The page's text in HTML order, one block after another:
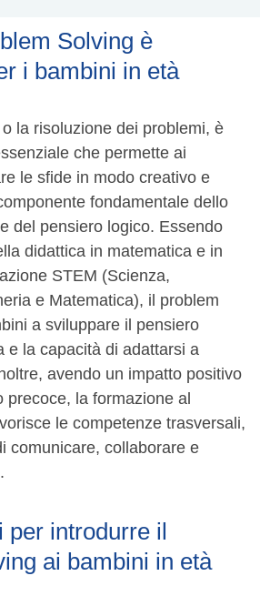
Solving è
i bambini in età
la risoluzione dei problemi, è
che permette ai
le sfide in modo creativo e
fondamentale dello
del pensiero logico. Essendo
didattica in matematica e in
STEM (Scienza,
e Matematica), il problem
a sviluppare il pensiero
e la capacità di adattarsi a
avendo un impatto positivo
precoce, la formazione al
le competenze trasversali,
comunicare, collaborare e
per introdurre il
ai bambini in età